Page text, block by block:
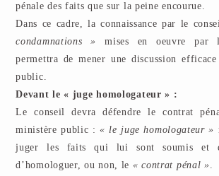
pénale des faits que sur la peine encourue.
Dans ce cadre, la connaissance par le
condamnations » mises en oeuvre par
permettra de mener une discussion
public.
Devant le « juge homologateur » :
Le conseil devra défendre le contrat
ministère public :« le juge homologateur »
juger les faits qui lui sont soumis et
d’homologuer, ou non, le « contrat pénal ».